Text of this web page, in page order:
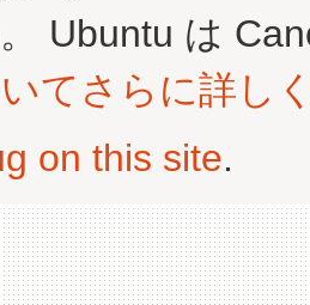
Ubuntu は
てさらに詳し
on this site.